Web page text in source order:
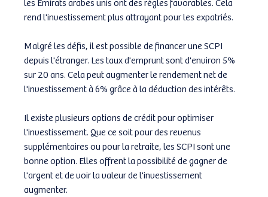
rend l'investissement plus attrayant pour les expatriés.
Malgré les défis, il est possible de financer une SCPI
depuis l'étranger. Les taux d'emprunt sont d'environ 5%
sur 20 ans. Cela peut augmenter le rendement net de
l'investissement à 6% grâce à la déduction des intérêts.
Il existe plusieurs options de crédit pour optimiser
l'investissement. Que ce soit pour des revenus
supplémentaires ou pour la retraite, les SCPI sont une
bonne option. Elles offrent la possibilité de gagner de
l'argent et de voir la valeur de l'investissement
augmenter.